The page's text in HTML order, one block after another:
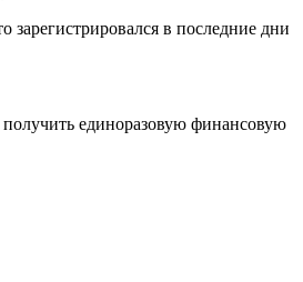
в последние дни
получить единоразовую финансовую